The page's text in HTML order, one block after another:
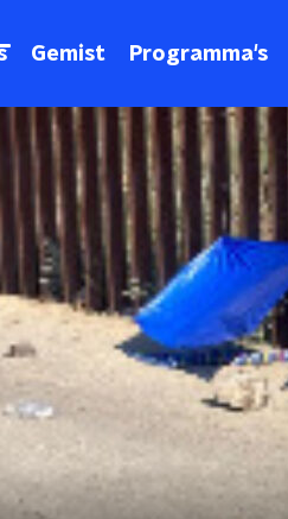
Gemist Programma's